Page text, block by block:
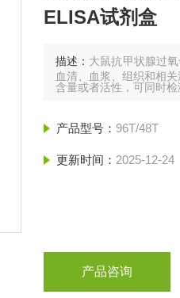
ELISA试剂盒
描述： 大鼠抗甲状腺过
血清、血浆、组织和相
含量或者活性，可同时
产品型号： 96T/48T
更新时间： 2025-12-24
产品咨询